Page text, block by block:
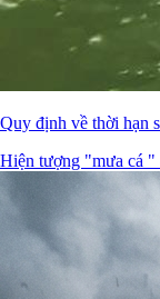
Quy định về thời hạn
Hiện tượng "mưa cá